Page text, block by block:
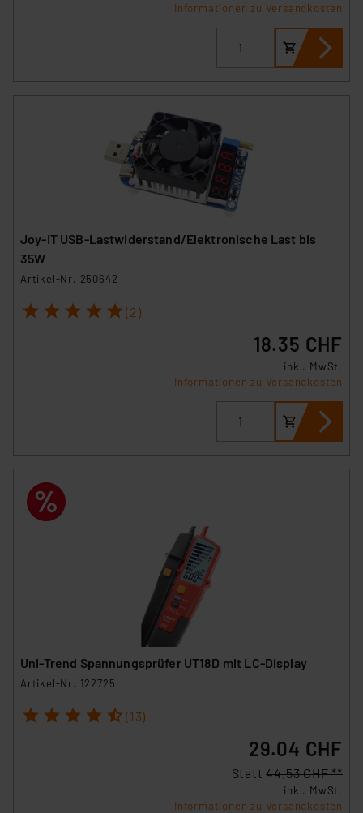
Informationen zu Versandkosten
Joy-IT USB-Lastwiderstand/Elektronische Last bis
35W
Artikel-Nr. 250642
1 2 3 4 5 (2)
18.35 CHF
inkl. MwSt.
Informationen zu Versandkosten
Uni-Trend Spannungsprüfer UT18D mit LC-Display
Artikel-Nr. 122725
1 2 3 4 5 (13)
29.04 CHF
Statt44.53 CHF **
inkl. MwSt.
Informationen zu Versandkosten